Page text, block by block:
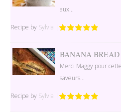
aux...
Recipe by Sylvia |
BANANA BREAD
Merci Maggy pour
saveurs...
Recipe by Sylvia